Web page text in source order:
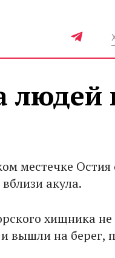
местечке
акула.
хищника
и вышли на берег,